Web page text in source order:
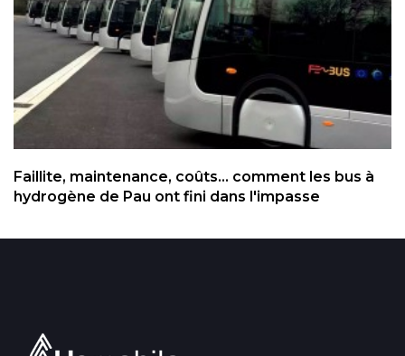
Faillite, maintenance, coûts... comment les bus à
hydrogène de Pau ont fini dans l'impasse